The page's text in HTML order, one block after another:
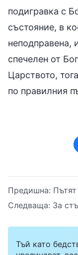
подигравка с
състояние, в
неподправена,
спечелен от
Царството,
по правилния
Предишна:
Следваща: За
Тъй като